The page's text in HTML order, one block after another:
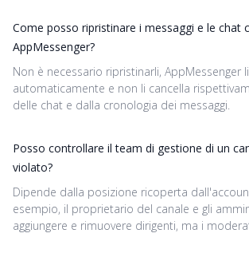
Come posso ripristinare i messaggi e le chat
AppMessenger?
Non è necessario ripristinarli, AppMessenger
automaticamente e non li cancella
delle chat e dalla cronologia dei messaggi.
Posso controllare il team di gestione di un
violato?
Dipende dalla posizione ricoperta
esempio, il proprietario del canale e gli
aggiungere e rimuovere dirigenti, ma i